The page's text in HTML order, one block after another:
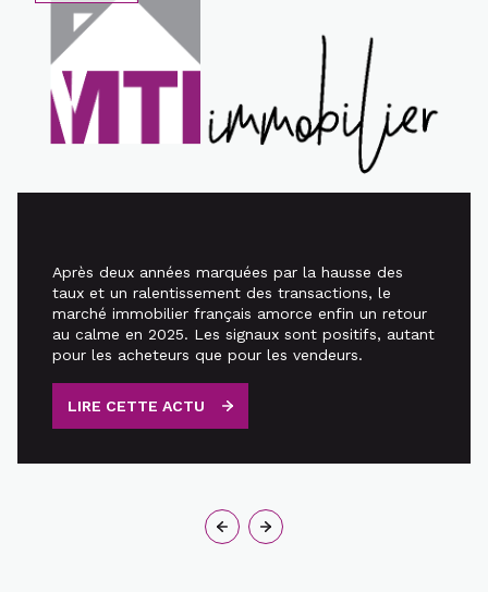
Après deux années marquées par la hausse des
taux et un ralentissement des transactions, le
marché immobilier français amorce enfin un retour
au calme en 2025. Les signaux sont positifs, autant
pour les acheteurs que pour les vendeurs.
LIRE CETTE ACTU